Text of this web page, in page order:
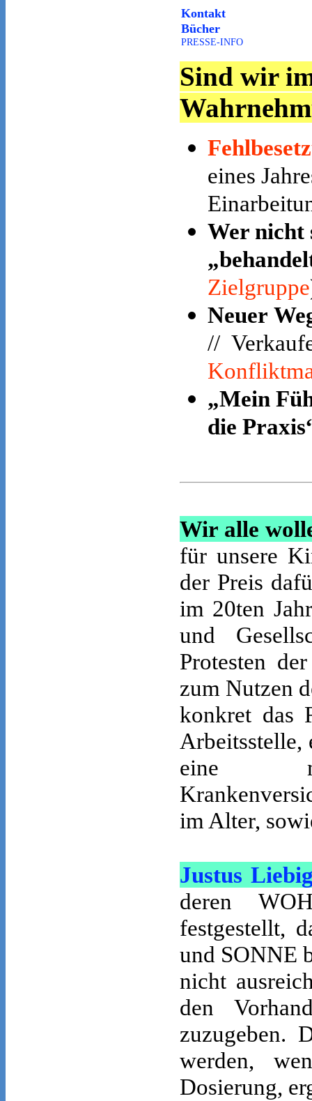
Kontakt
Bücher
PRESSE-INFO
Sind wir
eines
Wer nicht
Zielgruppe
Neuer
//
„Mein
die
Wir alle
für unsere
der Preis
im 20ten
und
Protesten
zum Nutzen
konkret das
Arbeitsstelle,
eine
im Alter,
Justus
deren
festgestellt,
und SONNE
nicht
den
zuzugeben.
werden,
Dosierung,